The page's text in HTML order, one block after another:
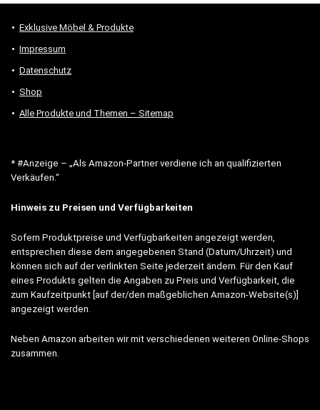
Exklusive Möbel & Produkte
Impressum
Datenschutz
Shop
Alle Produkte und Themen – Sitemap
* #Anzeige – „Als Amazon-Partner verdiene ich an qualifizierten
Verkäufen.“
Hinweis zu Preisen und Verfügbarkeiten
Sofern Produktpreise und Verfügbarkeiten angezeigt werden,
entsprechen diese dem angegebenen Stand (Datum/Uhrzeit) und
können sich auf der verlinkten Seite jederzeit ändern. Für den Kauf
eines Produkts gelten die Angaben zu Preis und Verfügbarkeit, die
zum Kaufzeitpunkt [auf der/den maßgeblichen Amazon-Website(s)]
angezeigt werden.
Neben Amazon arbeiten wir mit verschiedenen weiteren Online-Shops
zusammen.